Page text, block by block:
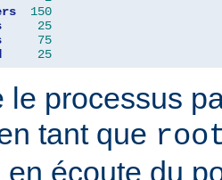
150
25
75
25
le processus
tant que
en écoute du